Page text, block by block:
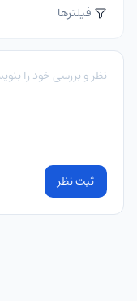
فیلترها
ثبت نظر